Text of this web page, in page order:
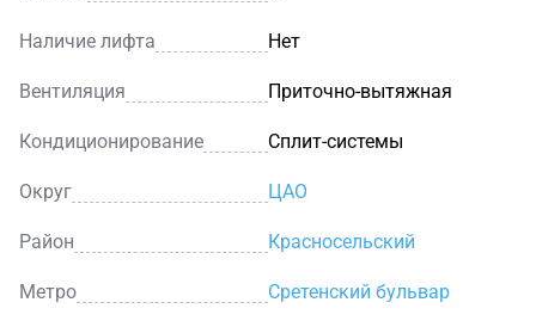
Наличие лифта Нет
Вентиляция Приточно-вытяжная
Кондиционирование Сплит-системы
Округ ЦАО
Район Красносельский
Метро Сретенский бульвар